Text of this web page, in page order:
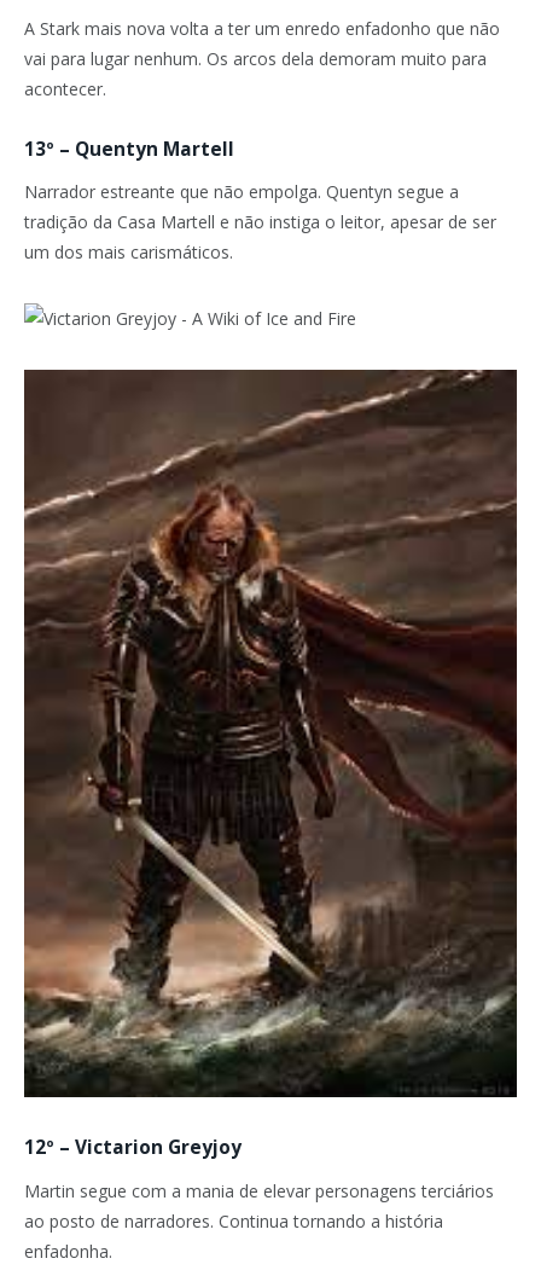
A Stark mais nova volta a ter um enredo enfadonho que não
vai para lugar nenhum. Os arcos dela demoram muito para
acontecer.
13º – Quentyn Martell
Narrador estreante que não empolga. Quentyn segue a
tradição da Casa Martell e não instiga o leitor, apesar de ser
um dos mais carismáticos.
12º – Victarion Greyjoy
Martin segue com a mania de elevar personagens terciários
ao posto de narradores. Continua tornando a história
enfadonha.